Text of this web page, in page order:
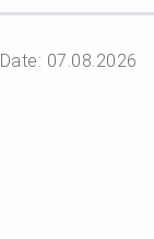
Date: 07.08.2026